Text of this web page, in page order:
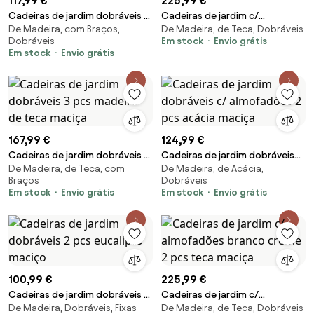
Cadeiras de jardim dobráveis 2
pcs eucalipto maciço
De Madeira, com Braços,
Dobráveis
Em stock
Envio grátis
Cadeiras de jardim c/
almofadões cor creme 2 pcs
teca maciça
De Madeira, de Teca, Dobráveis
Em stock
Envio grátis
167,99 €
Cadeiras de jardim dobráveis 3
pcs madeira de teca maciça
De Madeira, de Teca, com
Braços
Em stock
Envio grátis
124,99 €
Cadeiras de jardim dobráveis
c/ almofadões 2 pcs acácia
maciça
De Madeira, de Acácia,
Dobráveis
Em stock
Envio grátis
100,99 €
Cadeiras de jardim dobráveis 2
pcs eucalipto maciço
De Madeira, Dobráveis, Fixas
225,99 €
Cadeiras de jardim c/
almofadões branco creme 2
De Madeira, de Teca, Dobráveis